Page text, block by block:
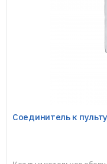
Соединитель к